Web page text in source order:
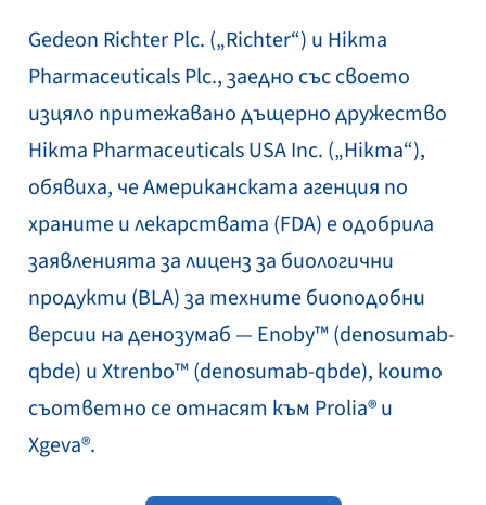
Gedeon Richter Plc. („Richter“) и Hikma
Pharmaceuticals Plc., заедно със своето
изцяло притежавано дъщерно дружество
Hikma Pharmaceuticals USA Inc. („Hikma“),
обявиха, че Американската агенция по
храните и лекарствата (FDA) е одобрила
заявленията за лиценз за биологични
продукти (BLA) за техните биоподобни
версии на денозумаб — Enoby™ (denosumab-
qbde) и Xtrenbo™ (denosumab-qbde), които
съответно се отнасят към Prolia® и
Xgeva®.